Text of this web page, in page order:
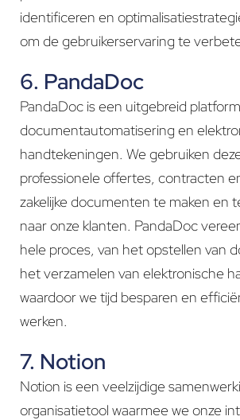
identificeren en
om de gebruikerservaring te
6. PandaDoc
PandaDoc is een uitgebreid
documentautomatisering en
handtekeningen. We gebruiken
professionele offertes, contracten
zakelijke documenten te maken en
naar onze klanten. PandaDoc
hele proces, van het opstellen van
het verzamelen van elektronische
waardoor we tijd besparen en
werken.
7. Notion
Notion is een veelzijdige
organisatietool waarmee we onze